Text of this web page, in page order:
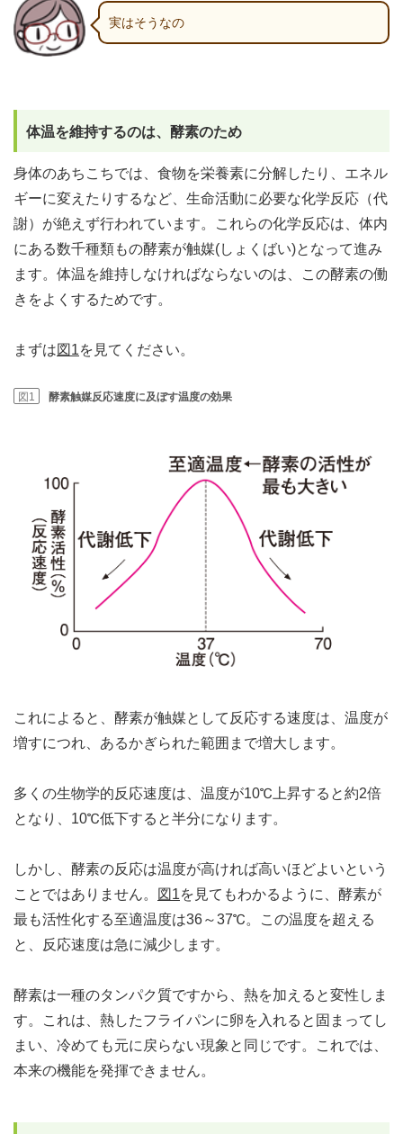
実はそうなの
体温を維持するのは、酵素のため
身体のあちこちでは、食物を栄養素に分解したり、エネル
ギーに変えたりするなど、生命活動に必要な化学反応（代
謝）が絶えず行われています。これらの化学反応は、体内
にある数千種類もの酵素が触媒(しょくばい)となって進み
ます。体温を維持しなければならないのは、この酵素の働
きをよくするためです。
まずは図1を見てください。
図1 酵素触媒反応速度に及ぼす温度の効果
これによると、酵素が触媒として反応する速度は、温度が
増すにつれ、あるかぎられた範囲まで増大します。
多くの生物学的反応速度は、温度が10℃上昇すると約2倍
となり、10℃低下すると半分になります。
しかし、酵素の反応は温度が高ければ高いほどよいという
ことではありません。
図1を見てもわかるように、酵素が
最も活性化する至適温度は36～37℃。この温度を超える
と、反応速度は急に減少します。
酵素は一種のタンパク質ですから、熱を加えると変性しま
す。これは、熱したフライパンに卵を入れると固まってし
まい、冷めても元に戻らない現象と同じです。これでは、
本来の機能を発揮できません。